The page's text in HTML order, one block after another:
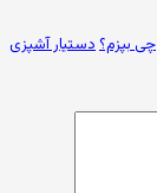
چی بپزم؟دستیار آشپزی